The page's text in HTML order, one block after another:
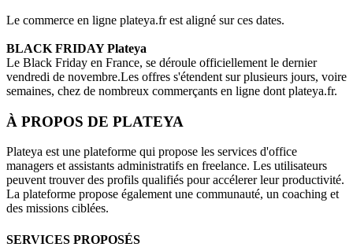
Le commerce en ligne plateya.frest aligné sur ces dates.
BLACK FRIDAYPlateya
Le Black Friday en France, se déroule officiellement le dernier
vendredi de novembre.Les offres s'étendent sur plusieurs jours, voire
semaines, chez de nombreux commerçants en ligne dont plateya.fr.
À PROPOS DE PLATEYA
Plateya est une plateforme qui propose les services d'office
managers et assistants administratifs en freelance. Les utilisateurs
peuvent trouver des profils qualifiés pour accélerer leur productivité.
La plateforme propose également une communauté, un coaching et
des missions ciblées.
SERVICES PROPOSÉS